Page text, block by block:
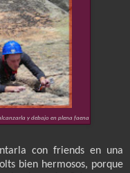
y debajo en plena faena
con friends en una
bien hermosos, porque